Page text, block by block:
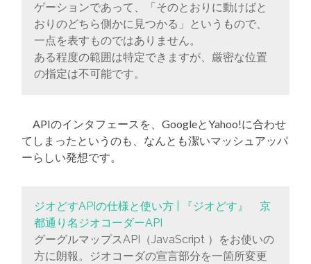
ゲーションであって、「そのとおりに動けばと
おりのどちら側かに見つかる」というもので、
一点を表すものではありません。
ある程度の範囲は特定できますが、厳密な位置
の指定は不可能です。
APIのインタフェースを、GoogleとYahoo!に合わせ
てしまったというのも、なんとも潔いマッシュアッパ
ーらしい発想です。
ジオどすAPIの仕様と使い方 | 『ジオどす』 京
都通り名ジオコーダーAPI
グーグルマップスAPI（JavaScript ）をお使いの
方に朗報。ジオコーダの宣言部分を一箇所変更